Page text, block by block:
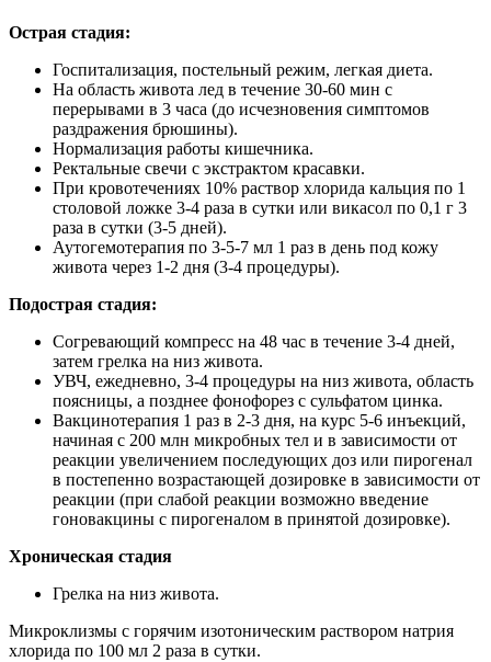
Острая стадия:
Госпитализация, постельный режим, легкая диета.
На область живота лед в течение 30-60 мин с
перерывами в 3 часа (до исчезновения симптомов
раздражения брюшины).
Нормализация работы кишечника.
Ректальные свечи с экстрактом красавки.
При кровотечениях 10% раствор хлорида кальция по 1
столовой ложке 3-4 раза в сутки или викасол по 0,1 г 3
раза в сутки (3-5 дней).
Аутогемотерапия по 3-5-7 мл 1 раз в день под кожу
живота через 1-2 дня (3-4 процедуры).
Подострая стадия:
Согревающий компресс на 48 час в течение 3-4 дней,
затем грелка на низ живота.
УВЧ, ежедневно, 3-4 процедуры на низ живота, область
поясницы, а позднее фонофорез с сульфатом цинка.
Вакцинотерапия 1 раз в 2-3 дня, на курс 5-6 инъекций,
начиная с 200 млн микробных тел и в зависимости от
реакции увеличением последующих доз или пирогенал
в постепенно возрастающей дозировке в зависимости от
реакции (при слабой реакции возможно введение
гоновакцины с пирогеналом в принятой дозировке).
Хроническая стадия
Грелка на низ живота.
Микроклизмы с горячим изотоническим раствором натрия
хлорида по 100 мл 2 раза в сутки.